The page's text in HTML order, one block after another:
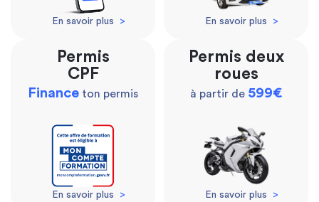
En savoir plus > En savoir plus >
Permis
CPF
Finance ton permis
En savoir plus >
Permis deux
roues
à partir de 599€
En savoir plus >